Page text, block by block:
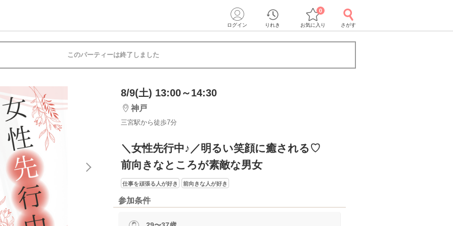
ログイン りれき お気に入り
0
さがす
このパーティーは終了しました
8/9(土) 13:00～14:30
神戸
三宮駅から徒歩7分
＼女性先行中♪／明るい笑顔に癒される♡
前向きなところが素敵な男女
仕事を頑張る人が好き 前向きな人が好き
参加条件